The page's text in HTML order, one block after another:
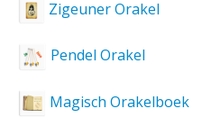
Zigeuner Orakel
Pendel Orakel
Magisch Orakelboek